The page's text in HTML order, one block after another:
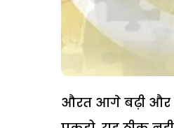
औरत आगे बढ़ी और